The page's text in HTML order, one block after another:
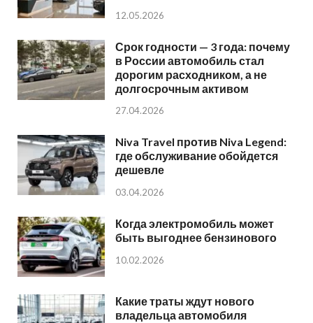
12.05.2026
Срок годности — 3 года: почему
в России автомобиль стал
дорогим расходником, а не
долгосрочным активом
27.04.2026
Niva Travel против Niva Legend:
где обслуживание обойдется
дешевле
03.04.2026
Когда электромобиль может
быть выгоднее бензинового
10.02.2026
Какие траты ждут нового
владельца автомобиля